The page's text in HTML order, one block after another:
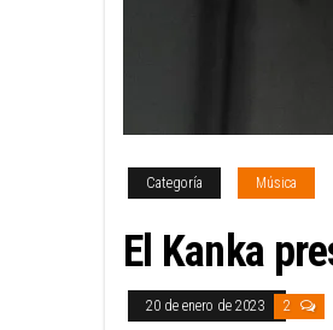
Categoría Música
El Kanka
20 de enero de 2023 2